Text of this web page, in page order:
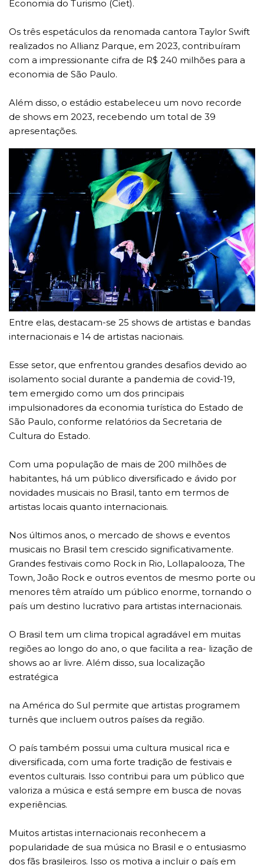
Economia do Turismo (Ciet).
Os três espetáculos da renomada cantora Taylor Swift
realizados no Allianz Parque, em 2023, contribuíram
com a impressionante cifra de R$ 240 milhões para a
economia de São Paulo.
Além disso, o estádio estabeleceu um novo recorde
de shows em 2023, recebendo um total de 39
apresentações.
Entre elas, destacam-se 25 shows de artistas e bandas
internacionais e 14 de artistas nacionais.
Esse setor, que enfrentou grandes desafios devido ao
isolamento social durante a pandemia de covid-19,
tem emergido como um dos principais
impulsionadores da economia turística do Estado de
São Paulo, conforme relatórios da Secretaria de
Cultura do Estado.
Com uma população de mais de 200 milhões de
habitantes, há um público diversificado e ávido por
novidades musicais no Brasil, tanto em termos de
artistas locais quanto internacionais.
Nos últimos anos, o mercado de shows e eventos
musicais no Brasil tem crescido significativamente.
Grandes festivais como Rock in Rio, Lollapalooza, The
Town, João Rock e outros eventos de mesmo porte ou
menores têm atraído um público enorme, tornando o
país um destino lucrativo para artistas internacionais.
O Brasil tem um clima tropical agradável em muitas
regiões ao longo do ano, o que facilita a rea- lização de
shows ao ar livre. Além disso, sua localização
estratégica
na América do Sul permite que artistas programem
turnês que incluem outros países da região.
O país também possui uma cultura musical rica e
diversificada, com uma forte tradição de festivais e
eventos culturais. Isso contribui para um público que
valoriza a música e está sempre em busca de novas
experiências.
Muitos artistas internacionais reconhecem a
popularidade de sua música no Brasil e o entusiasmo
dos fãs brasileiros. Isso os motiva a incluir o país em